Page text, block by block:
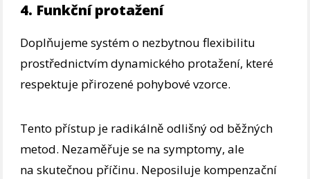
4. Funkční protažení
Doplňujeme systém o nezbytnou flexibilitu
prostřednictvím dynamického protažení, které
respektuje přirozené pohybové vzorce.
Tento přístup je radikálně odlišný od běžných
metod. Nezaměřuje se na symptomy, ale
na skutečnou příčinu. Neposiluje kompenzační